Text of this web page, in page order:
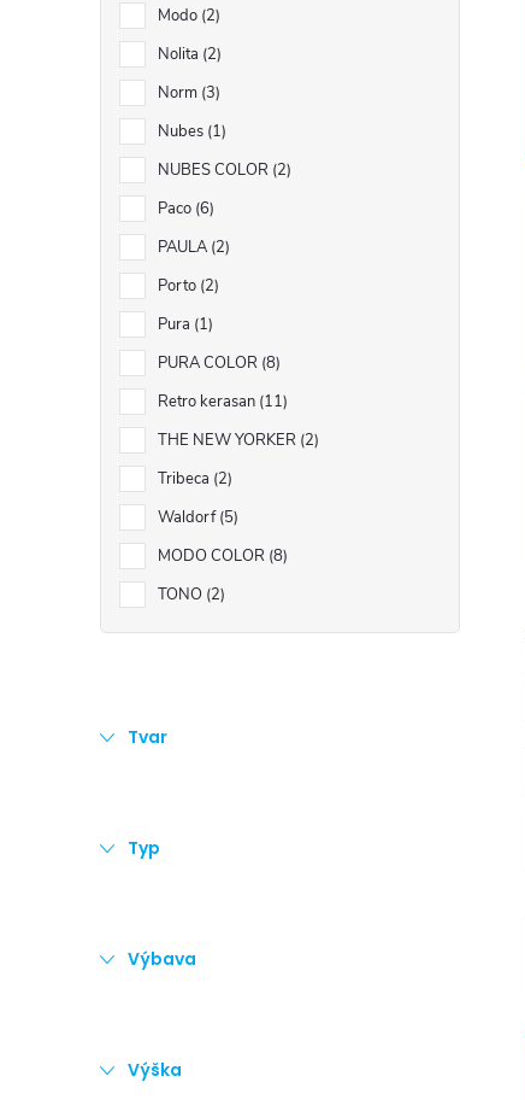
Modo 2
Nolita 2
Norm 3
Nubes 1
NUBES COLOR 2
Paco 6
PAULA 2
Porto 2
Pura 1
PURA COLOR 8
Retro kerasan 11
THE NEW YORKER 2
Tribeca 2
Waldorf 5
MODO COLOR 8
TONO 2
Tvar
Typ
Výbava
Výška